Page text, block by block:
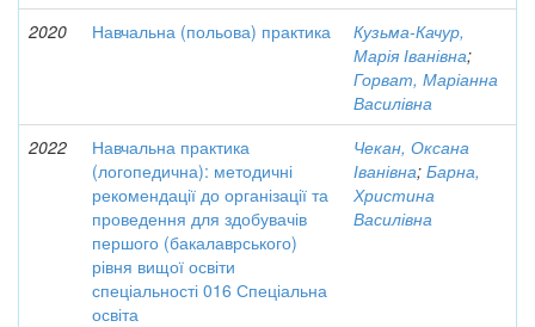
2020 Навчальна (польова) практика
Кузьма-Качур,
Марія Іванівна;
Горват, Маріанна
Василівна
2022
Навчальна практика
(логопедична): методичні
рекомендації до організації та
проведення для здобувачів
першого (бакалаврського)
рівня вищої освіти
спеціальності 016 Спеціальна
освіта
Чекан, Оксана
Іванівна; Барна,
Христина
Василівна